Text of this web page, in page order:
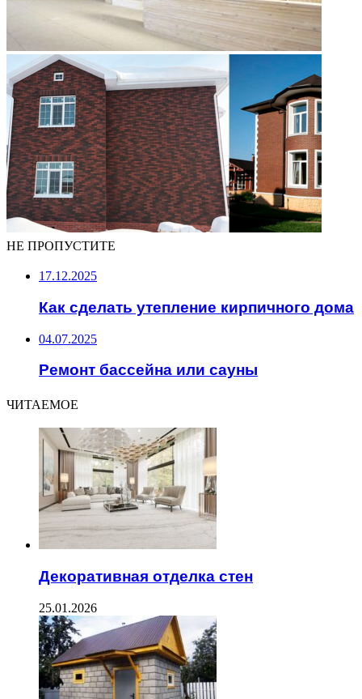
НЕ ПРОПУСТИТЕ
17.12.2025
Как сделать утепление кирпичного дома
04.07.2025
Ремонт бассейна или сауны
ЧИТАЕМОЕ
Декоративная отделка стен
25.01.2026